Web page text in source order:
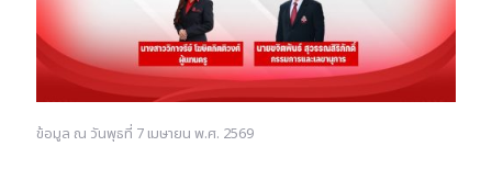
ข้อมูล ณ วันพุธที่ 7 เมษายน พ.ศ. 2569